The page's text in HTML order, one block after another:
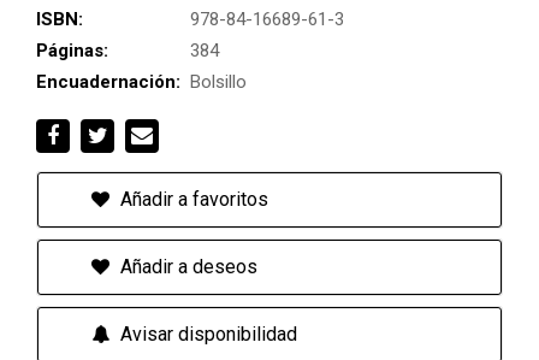
ISBN:
978-84-16689-61-3
Páginas:
384
Encuadernación: Bolsillo
Añadir a favoritos
Añadir a deseos
Avisar disponibilidad